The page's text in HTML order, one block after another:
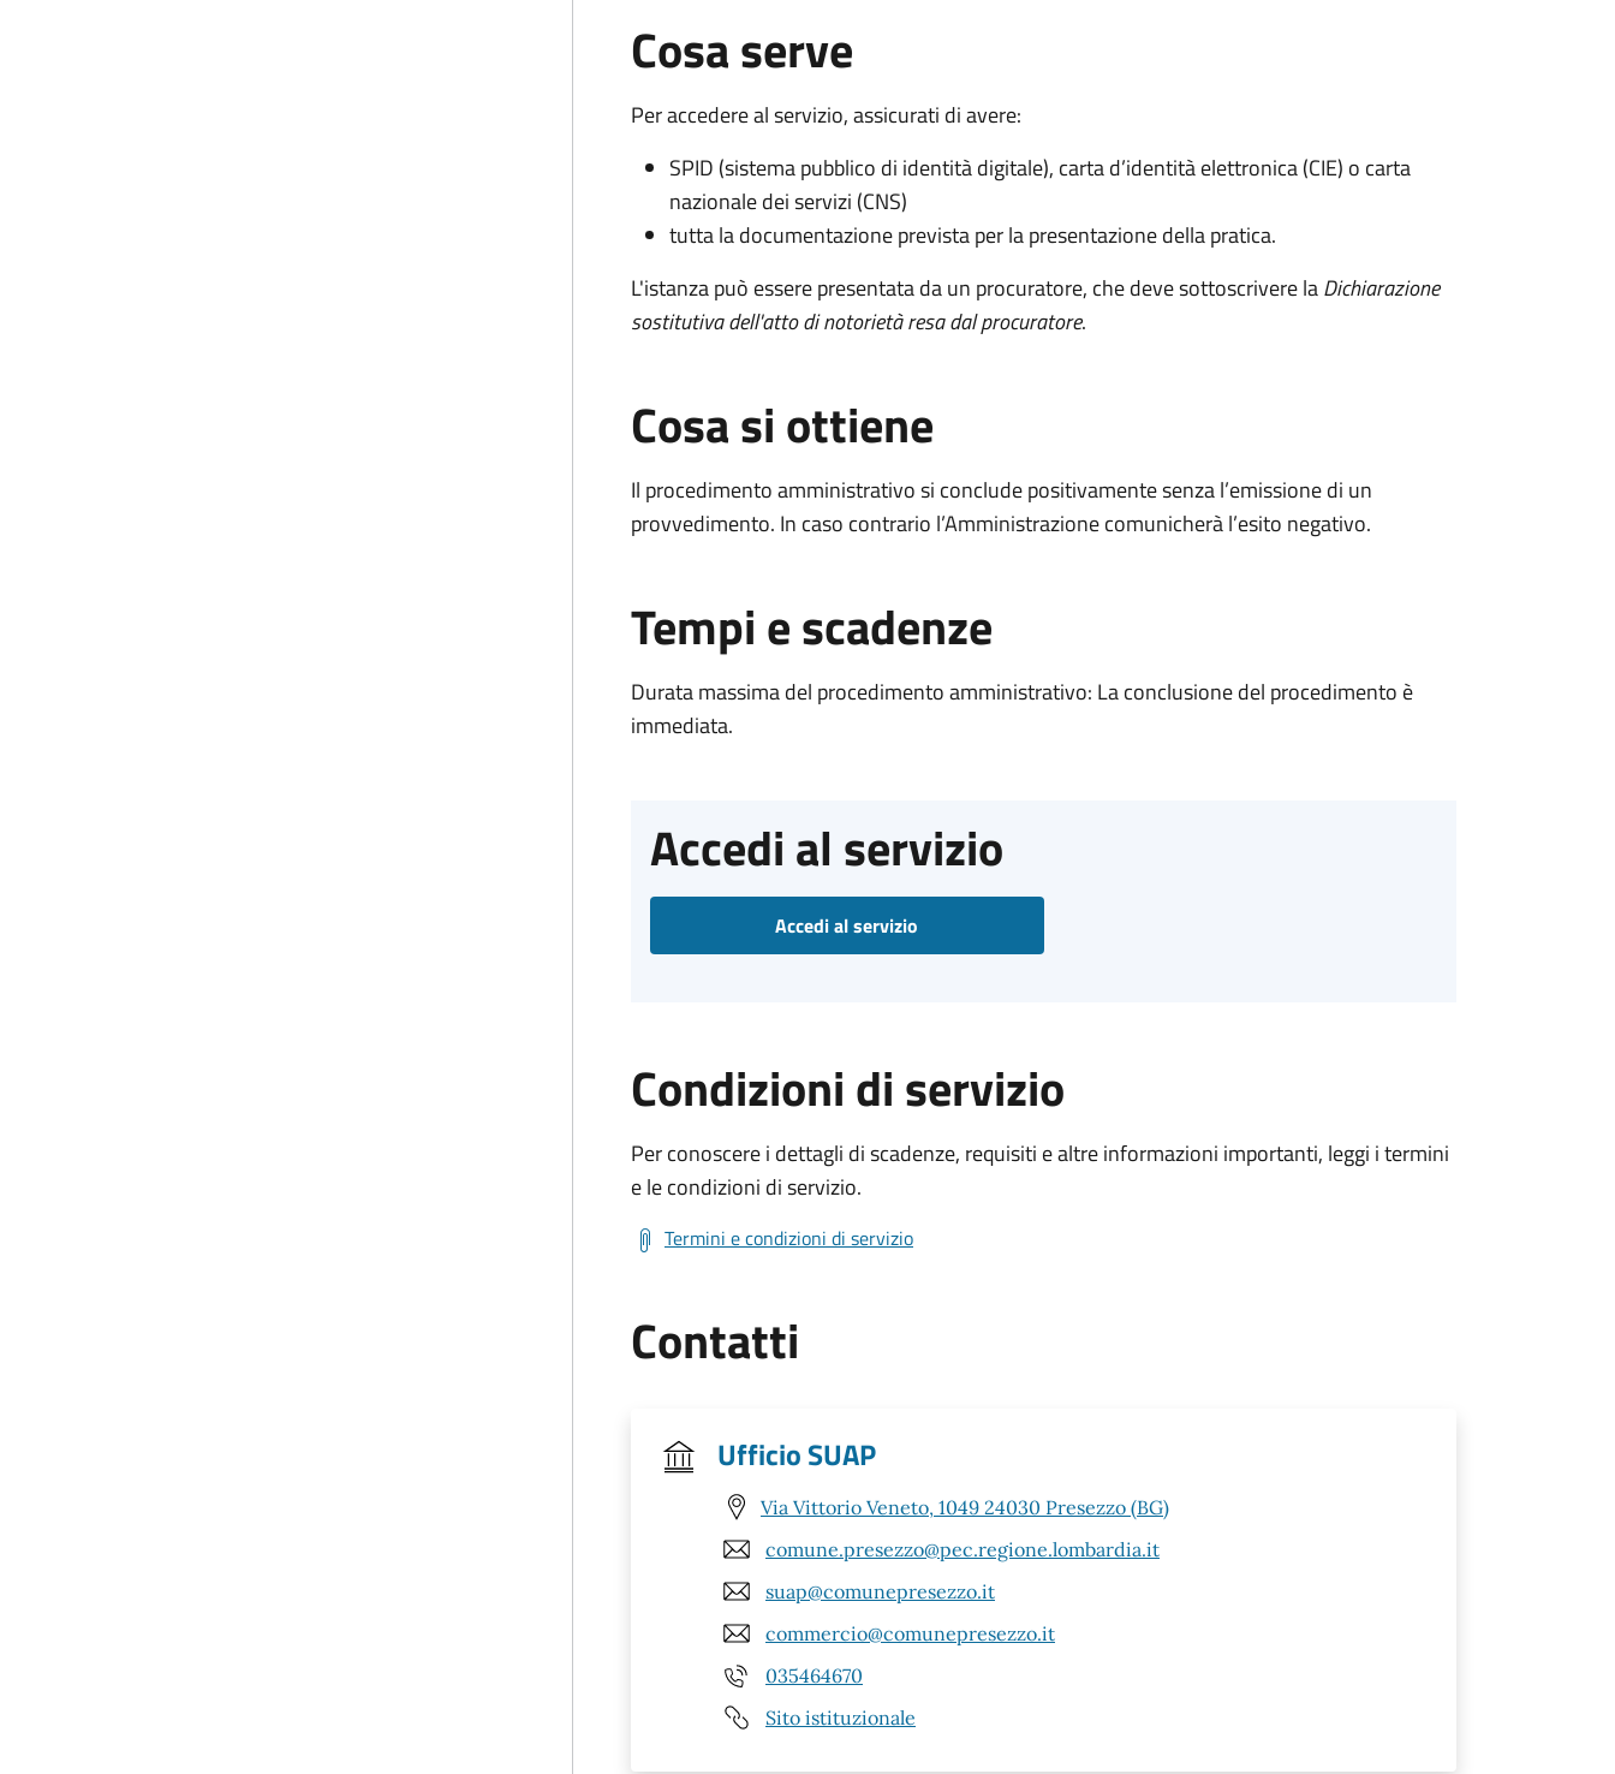
Cosa serve
Per accedere al servizio, assicurati di avere:
SPID (sistema pubblico di identità digitale), carta d’identità elettronica (CIE) o carta
nazionale dei servizi (CNS)
tutta la documentazione prevista per la presentazione della pratica.
L'istanza può essere presentata da un procuratore, che deve sottoscrivere laDichiarazione
sostitutiva dell'atto di notorietà resa dal procuratore.
Cosa si ottiene
Il procedimento amministrativo si conclude positivamente senza l’emissione di un
provvedimento. In caso contrario l’Amministrazione comunicherà l’esito negativo.
Tempi e scadenze
Durata massima del procedimento amministrativo: La conclusione del procedimento è
immediata.
Accedi al servizio
Accedi al servizio
Condizioni di servizio
Per conoscere i dettagli di scadenze, requisiti e altre informazioni importanti, leggi i termini
e le condizioni di servizio.
Termini e condizioni di servizio
Contatti
Ufficio SUAP
Via Vittorio Veneto, 1049 24030 Presezzo (BG)
comune.presezzo@pec.regione.lombardia.it
suap@comunepresezzo.it
commercio@comunepresezzo.it
035464670
Sito istituzionale